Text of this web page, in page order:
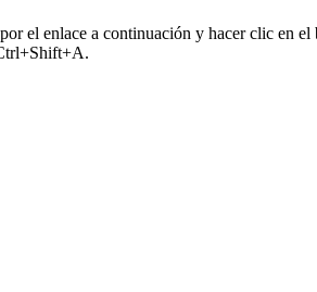
el enlace a continuación y hacer clic en